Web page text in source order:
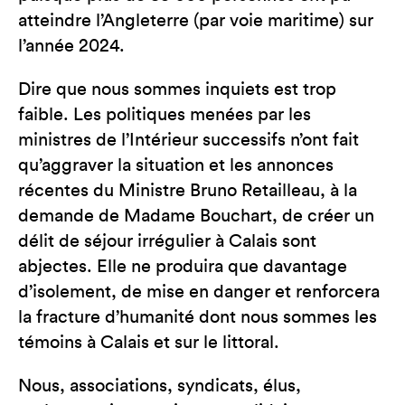
atteindre l’Angleterre (par voie maritime) sur
l’année 2024.
Dire que nous sommes inquiets est trop
faible. Les politiques menées par les
ministres de l’Intérieur successifs n’ont fait
qu’aggraver la situation et les annonces
récentes du Ministre Bruno Retailleau, à la
demande de Madame Bouchart, de créer un
délit de séjour irrégulier à Calais sont
abjectes. Elle ne produira que davantage
d’isolement, de mise en danger et renforcera
la fracture d’humanité dont nous sommes les
témoins à Calais et sur le littoral.
Nous, associations, syndicats, élus,